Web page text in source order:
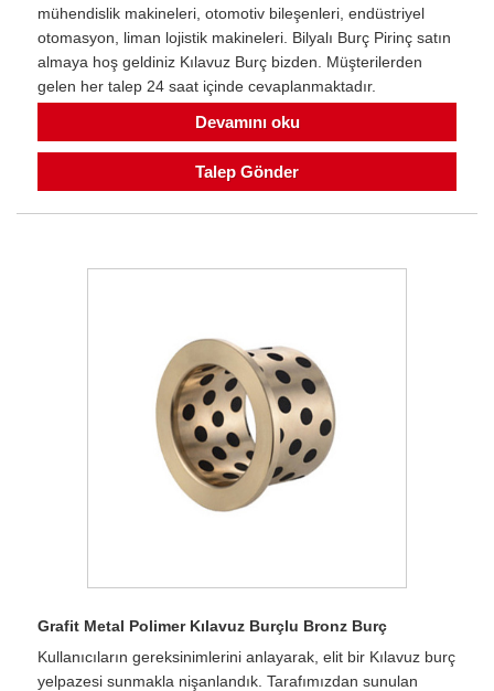
mühendislik makineleri, otomotiv bileşenleri, endüstriyel
otomasyon, liman lojistik makineleri. Bilyalı Burç Pirinç satın
almaya hoş geldiniz Kılavuz Burç bizden. Müşterilerden
gelen her talep 24 saat içinde cevaplanmaktadır.
Devamını oku
Talep Gönder
Grafit Metal Polimer Kılavuz Burçlu Bronz Burç
Kullanıcıların gereksinimlerini anlayarak, elit bir Kılavuz burç
yelpazesi sunmakla nişanlandık. Tarafımızdan sunulan